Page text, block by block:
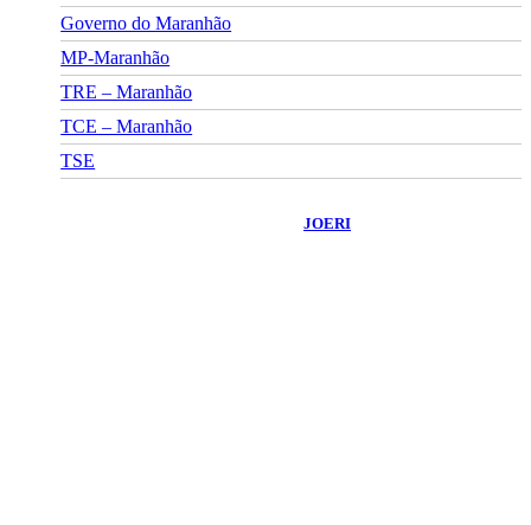
Governo do Maranhão
MP-Maranhão
TRE – Maranhão
TCE – Maranhão
TSE
JOERI